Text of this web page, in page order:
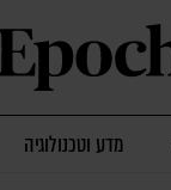
מדע וטכנולוגיה